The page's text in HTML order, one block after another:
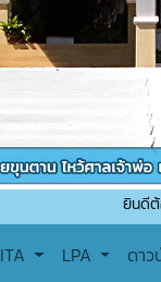
ยินดีต้อนรับเข้าสู่เ
ITA LPA ดาว